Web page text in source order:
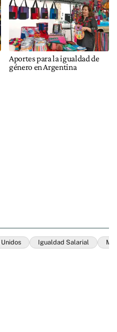
Aportes para la igualdad de
género en Argentina
Igualdad Salarial